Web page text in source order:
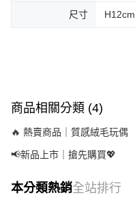
尺寸 H12cm
商品相關分類 (4)
🔥 熱賣商品｜質感絨毛玩偶
📢新品上市｜搶先購買💖
本分類熱銷全站排行